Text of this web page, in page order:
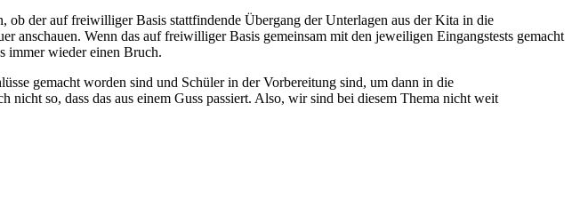
der auf freiwilliger Basis stattfindende Übergang der Unterlagen aus der Kita in die
anschauen. Wenn das auf freiwilliger Basis gemeinsam mit den jeweiligen Eingangstests gemacht
immer wieder einen Bruch.
gemacht worden sind und Schüler in der Vorbereitung sind, um dann in die
so, dass das aus einem Guss passiert. Also, wir sind bei diesem Thema nicht weit